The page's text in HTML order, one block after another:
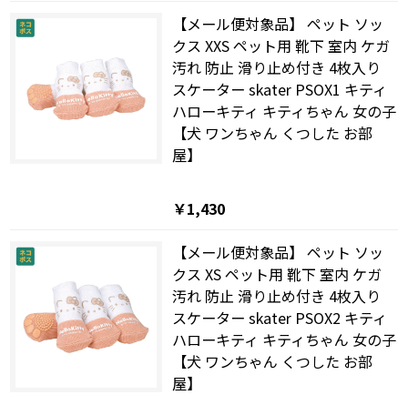
【メール便対象品】 ペット ソッ
クス XXS ペット用 靴下 室内 ケガ
汚れ 防止 滑り止め付き 4枚入り
スケーター skater PSOX1 キティ
ハローキティ キティちゃん 女の子
【犬 ワンちゃん くつした お部
屋】
￥1,430
【メール便対象品】 ペット ソッ
クス XS ペット用 靴下 室内 ケガ
汚れ 防止 滑り止め付き 4枚入り
スケーター skater PSOX2 キティ
ハローキティ キティちゃん 女の子
【犬 ワンちゃん くつした お部
屋】